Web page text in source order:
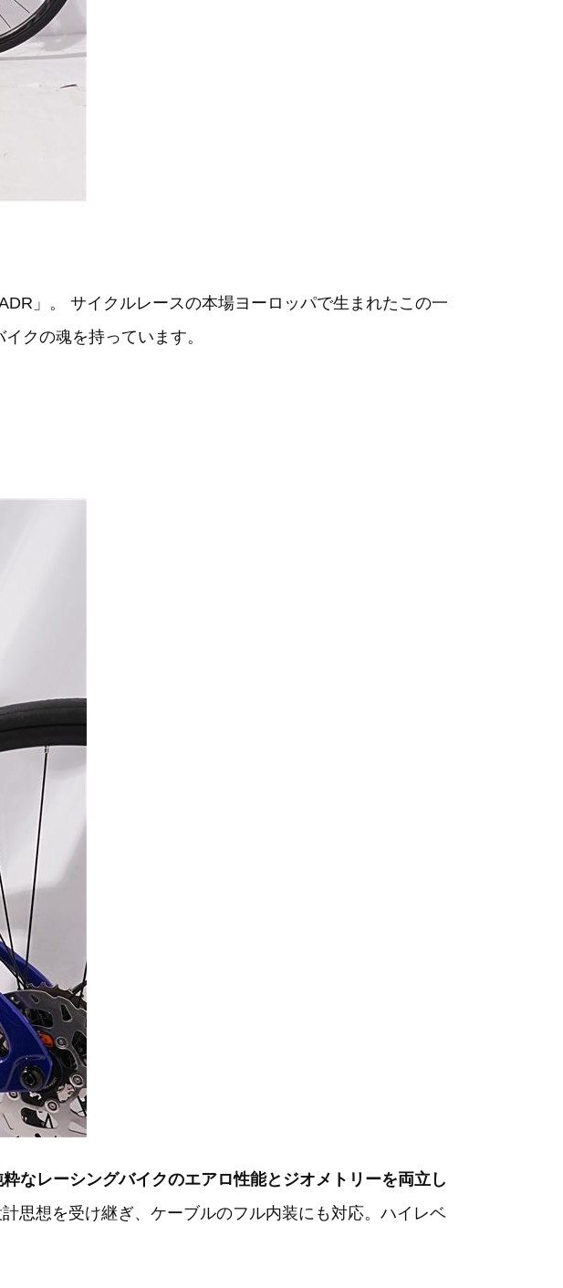
」。 サイクルレースの本場ヨーロッパで生まれたこの一
クの魂を持っています。
粋なレーシングバイクのエアロ性能とジオメトリーを両立し
思想を受け継ぎ、ケーブルのフル内装にも対応。ハイレベ